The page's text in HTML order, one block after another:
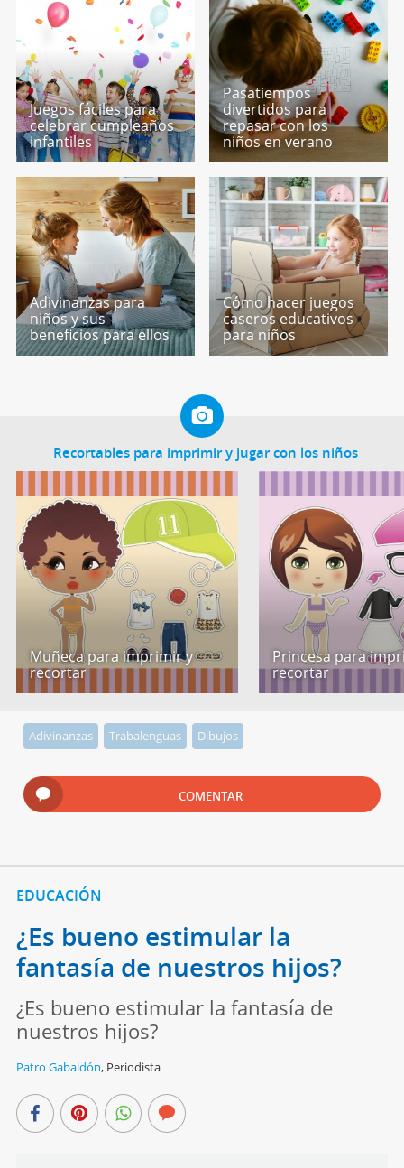
Juegos fáciles para
celebrar cumpleaños
infantiles
Pasatiempos
divertidos para
repasar con los
niños en verano
Adivinanzas para
niños y sus
beneficios para ellos
Cómo hacer juegos
caseros educativos
para niños
Recortables para imprimir y jugar con los niños
Muñeca para imprimir y
recortar
Princesa para
recortar
Adivinanzas Trabalenguas Dibujos
COMENTAR
EDUCACIÓN
¿Es bueno estimular la
fantasía de nuestros hijos?
¿Es bueno estimular la fantasía de
nuestros hijos?
Patro Gabaldón, Periodista